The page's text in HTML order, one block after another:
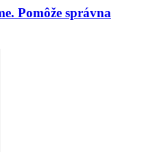
Pomôže správna